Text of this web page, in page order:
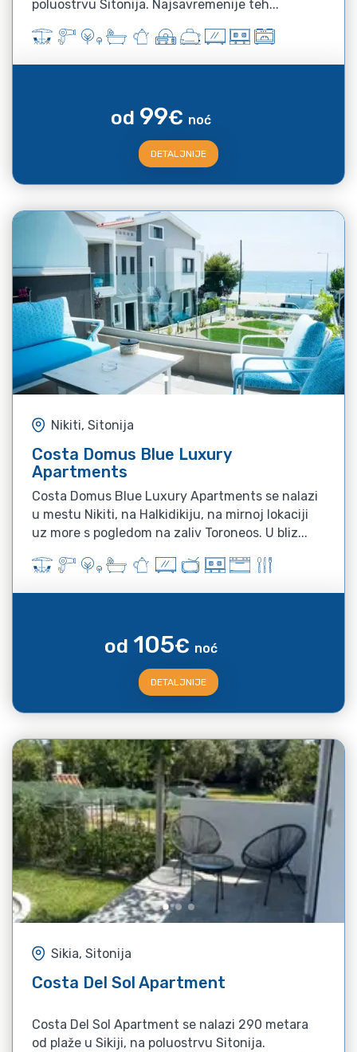
poluostrvu Sitonija. Najsavremenije teh...
od 99€ noć
DETALJNIJE
Nikiti, Sitonija
Costa Domus Blue Luxury
Apartments
Costa Domus Blue Luxury Apartments se nalazi
u mestu Nikiti, na Halkidikiju, na mirnoj lokaciji
uz more s pogledom na zaliv Toroneos. U bliz...
od 105€ noć
DETALJNIJE
Sikia, Sitonija
Costa Del Sol Apartment
Costa Del Sol Apartment se nalazi 290 metara
od plaže u Sikiji, na poluostrvu Sitonija.